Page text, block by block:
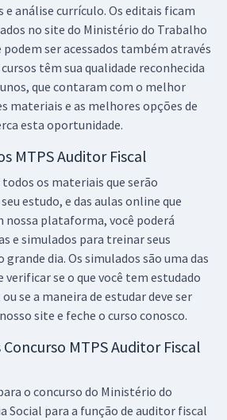
análise currículo. Os editais ficam
no site do Ministério do Trabalho
podem ser acessados também através
têm sua qualidade reconhecida
que contaram com o melhor
materiais e as melhores opções de
esta oportunidade.
MTPS Auditor Fiscal
os materiais que serão
estudo, e das aulas online que
nossa plataforma, você poderá
e simulados para treinar seus
dia. Os simulados são uma das
se o que você tem estudado
se a maneira de estudar deve ser
site e feche o curso conosco.
MTPS Auditor Fiscal
o concurso do Ministério do
Social para a função de auditor fiscal